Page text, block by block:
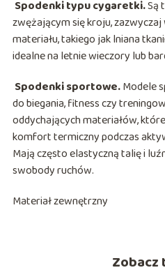
Spodenki typu cygaretki.Są
zwężającym się kroju,
materiału, takiego jak lniana
idealne na letnie wieczory lub
Spodenki sportowe.Modele
do biegania, fitness czy
oddychających materiałów,
komfort termiczny podczas
Mają często elastyczną talię i
swobody ruchów.
Materiał zewnętrzny
Zobacz